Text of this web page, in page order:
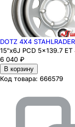
DOTZ 4X4
15"x6J PCD 5x139.7
6 040 ₽
В корзину
Код товара: 666579